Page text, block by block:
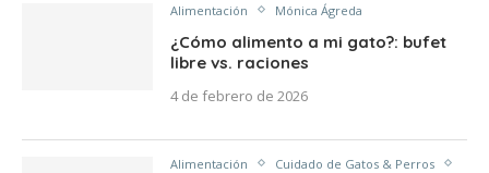
Alimentación Mónica Ágreda
¿Cómo alimento a mi gato?: bufet
libre vs. raciones
4 de febrero de 2026
Alimentación
Cuidado de Gatos & Perros